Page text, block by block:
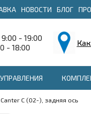
НОВОСТИ БЛОГ
- 19:00
- 18:00
С (02-), задняя ось